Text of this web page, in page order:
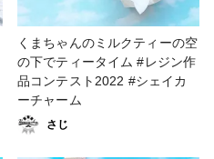
くまちゃんのミルクティーの空
の下でティータイム #レジン作
品コンテスト2022 #シェイカ
ーチャーム
さじ